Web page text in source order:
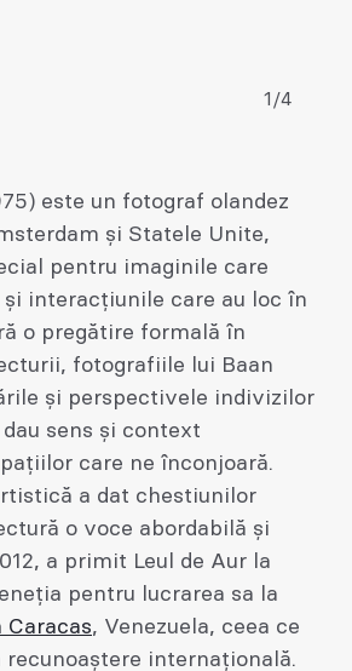
1/4
este un fotograf olandez
și Statele Unite,
pentru imaginile care
interacțiunile care au loc în
o pregătire formală în
fotografiile lui Baan
și perspectivele indivizilor
sens și context
care ne înconjoară.
a dat chestiunilor
o voce abordabilă și
a primit Leul de Aur la
pentru lucrarea sa la
Caracas, Venezuela, ceea ce
recunoaștere internațională.